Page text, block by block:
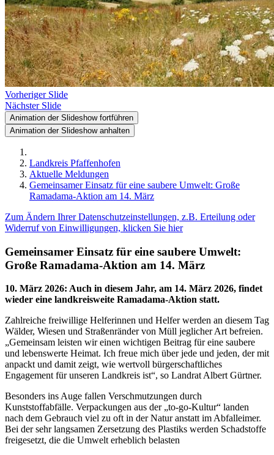
Vorheriger Slide
Nächster Slide
Animation der Slideshow fortführen
Animation der Slideshow anhalten
Landkreis Pfaffenhofen
Aktuelle Meldungen
Gemeinsamer Einsatz für eine saubere Umwelt: Große
Ramadama-Aktion am 14. März
Zum Ändern Ihrer Datenschutzeinstellungen, z.B. Erteilung oder
Widerruf von Einwilligungen, klicken Sie hier
Gemeinsamer Einsatz für eine saubere Umwelt:
Große Ramadama-Aktion am 14. März
10. März 2026: Auch in diesem Jahr, am 14. März 2026, findet
wieder eine landkreisweite Ramadama-Aktion statt.
Zahlreiche freiwillige Helferinnen und Helfer werden an diesem Tag
Wälder, Wiesen und Straßenränder von Müll jeglicher Art befreien.
„Gemeinsam leisten wir einen wichtigen Beitrag für eine saubere
und lebenswerte Heimat. Ich freue mich über jede und jeden, der mit
anpackt und damit zeigt, wie wertvoll bürgerschaftliches
Engagement für unseren Landkreis ist“, so Landrat Albert Gürtner.
Besonders ins Auge fallen Verschmutzungen durch
Kunststoffabfälle. Verpackungen aus der „to‑go‑Kultur“ landen
nach dem Gebrauch viel zu oft in der Natur anstatt im Abfalleimer.
Bei der sehr langsamen Zersetzung des Plastiks werden Schadstoffe
freigesetzt, die die Umwelt erheblich belasten